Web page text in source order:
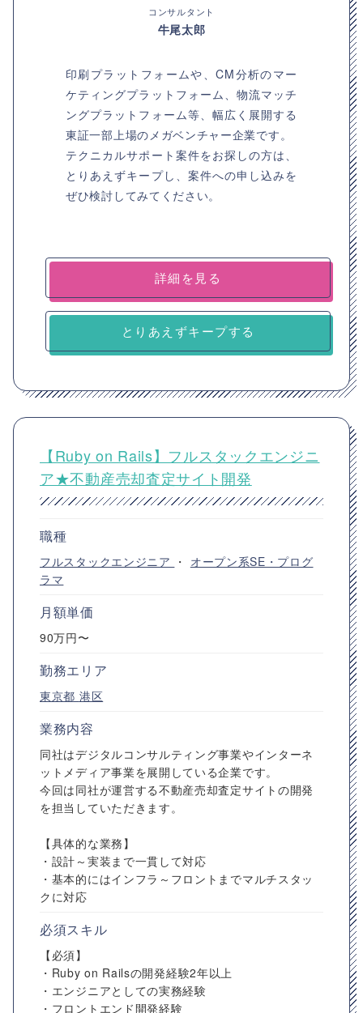
コンサルタント
牛尾太郎
印刷プラットフォームや、CM分析のマー
ケティングプラットフォーム、物流マッチ
ングプラットフォーム等、幅広く展開する
東証一部上場のメガベンチャー企業です。
テクニカルサポート案件をお探しの方は、
とりあえずキープし、案件への申し込みを
ぜひ検討してみてください。
詳細を見る
とりあえずキープする
【Ruby on Rails】フルスタックエンジニ
ア★不動産売却査定サイト開発
職種
フルスタックエンジニア ・ オープン系SE・プログ
ラマ
月額単価
90万円〜
勤務エリア
東京都 港区
業務内容
同社はデジタルコンサルティング事業やインターネ
ットメディア事業を展開している企業です。
今回は同社が運営する不動産売却査定サイトの開発
を担当していただきます。
【具体的な業務】
・設計～実装まで一貫して対応
・基本的にはインフラ～フロントまでマルチスタッ
クに対応
必須スキル
【必須】
・Ruby on Railsの開発経験2年以上
・エンジニアとしての実務経験
・フロントエンド開発経験